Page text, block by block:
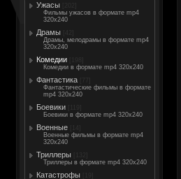
Ужасы
Фильмы ужасов в формате mp4
320x240
Драмы
Драмы, мелодрамы в формате mp4
320x240
Комедии
Комедии в формате mp4 320x240
Фантастика
Фантастические фильмы в формате
mp4 320x240
Боевики
Боевики в формате mp4 320x240
Военные
Военные фильмы в формате mp4
320x240
Триллеры
Триллеры в формате mp4 320x240
Катастрофы